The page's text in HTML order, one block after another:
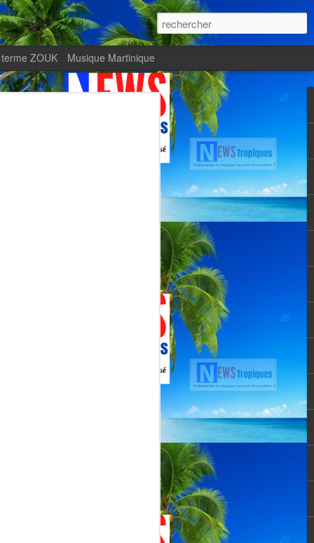
ZOUK Musique Martinique
Le Monde met
Zitata TV, fierté d’une
en lumière Zitata TV, fierté d’une
martiniquaise, vient de franchir un cap
médiatique. Le quotidien
un article publié le 3 août 2026,
et l’originalité de cette chaîne qui
acteur incontournable du paysage
pour une chaîne locale.